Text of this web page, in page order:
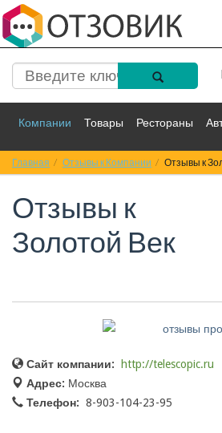
Компании Товары Рестораны
Спорт Фильмы Деньги
Красота Здоровье
Главная Отзывы к Компании Отзывы к
Отзывы к
Золотой Век
Сайт компании:
http://telescopic.ru
Адрес: Москва
Телефон: 8-903-104-23-95